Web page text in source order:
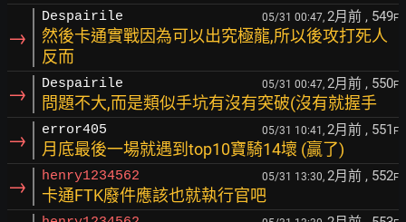
→
Despairile 05/31 00:47, 2月前 , 549F
然後卡通實戰因為可以出究極龍,所以後攻打死人
反而
→ Despairile 05/31 00:47, 2月前 , 550F
問題不大,而是類似手坑有沒有突破(沒有就握手
→ error405 05/31 10:41, 2月前 , 551 F
月底最後一場就遇到top10寶騎14壞 (贏了)
→ henry1234562 05/31 13:30, 2月前 , 552F
卡通FTK廢件應該也就執行官吧